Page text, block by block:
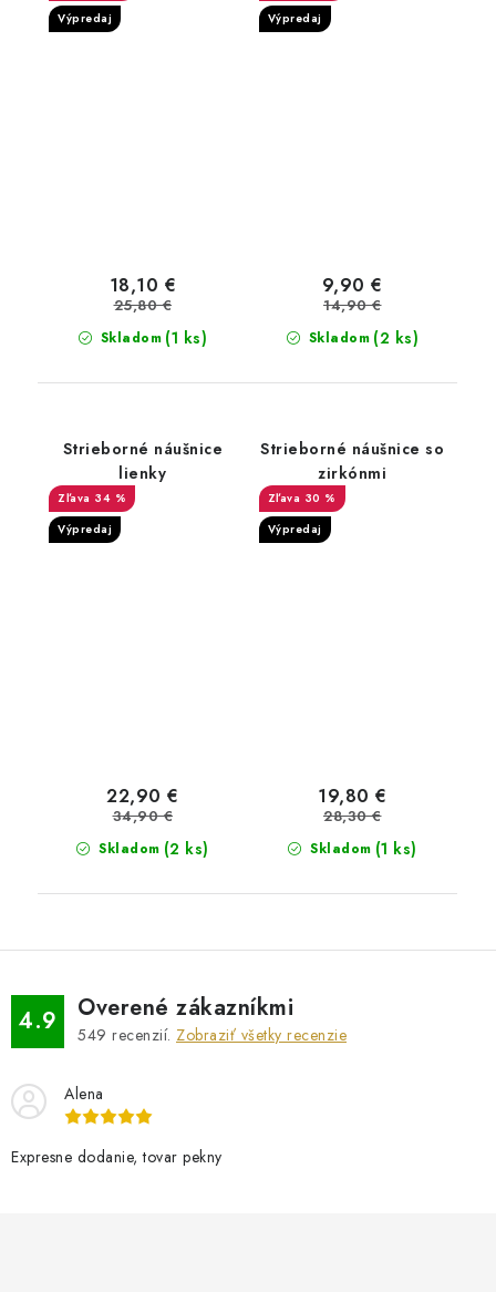
Výpredaj
Skladom (1 ks)
18,10 €
25,80 €
Výpredaj
Skladom (2 ks)
9,90 €
14,90 €
Strieborné náušnice
lienky
34 %
Výpredaj
Skladom (2 ks)
22,90 €
34,90 €
Strieborné náušnice so
zirkónmi
30 %
Výpredaj
Skladom (1 ks)
19,80 €
28,30 €
4.9 Overené zákazníkmi
549 recenzií. Zobraziť všetky recenzie
Alena
Expresne dodanie, tovar pekny